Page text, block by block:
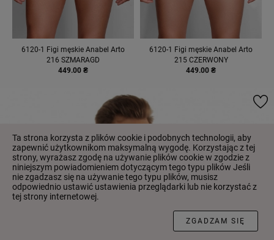
6120-1 Figi męskie Anabel Arto
216 SZMARAGD
449.00 ₴
6120-1 Figi męskie Anabel Arto
215 CZERWONY
449.00 ₴
Ta strona korzysta z plików cookie i podobnych technologii, aby
zapewnić użytkownikom maksymalną wygodę. Korzystając z tej
strony, wyrażasz zgodę na używanie plików cookie w zgodzie z
niniejszym powiadomieniem dotyczącym tego typu plików Jeśli
nie zgadzasz się na używanie tego typu plików, musisz
odpowiednio ustawić ustawienia przeglądarki lub nie korzystać z
tej strony internetowej.
ZGADZAM SIĘ